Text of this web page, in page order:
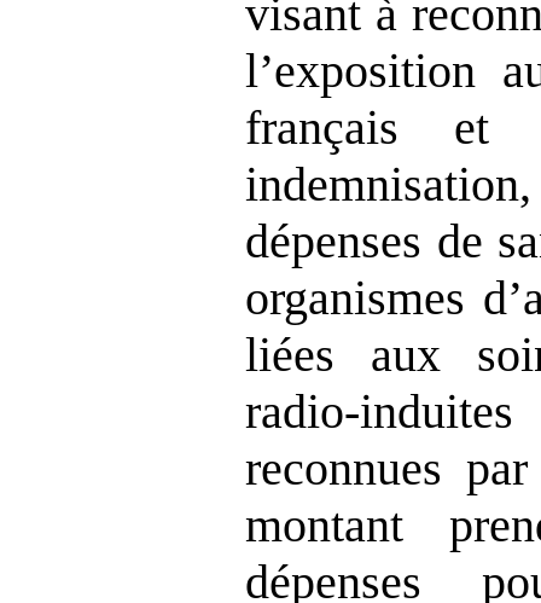
visant à
l’exposition
français et
dépenses de
organismes
liées aux
reconnues
montant
dépenses